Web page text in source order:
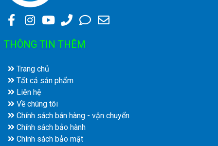
THÔNG TIN THÊM
Trang chủ
Tất cả sản phẩm
Liên hệ
Về chúng tôi
Chính sách bán hàng - vận chuyển
Chính sách bảo hành
Chính sách bảo mật